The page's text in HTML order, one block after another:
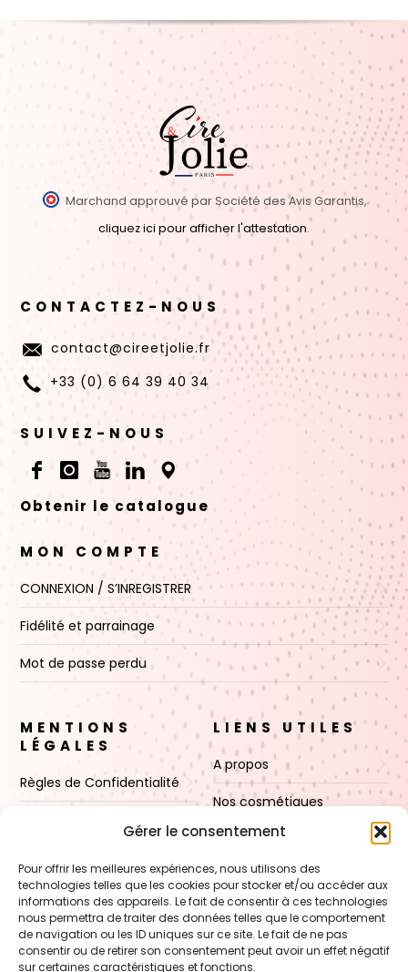
Gérer le consentement
Pour offrir les meilleures expériences, nous utilisons des
technologies telles que les cookies pour stocker et/ou accéder aux
informations des appareils. Le fait de consentir à ces technologies
nous permettra de traiter des données telles que le comportement
de navigation ou les ID uniques sur ce site. Le fait de ne pas
consentir ou de retirer son consentement peut avoir un effet négatif
sur certaines caractéristiques et fonctions.
Marchand approuvé par Société des Avis Garantis,
cliquez ici pour afficher l'attestation.
CONTACTEZ-NOUS
contact@cireetjolie.fr
+33 (0) 6 64 39 40 34
SUIVEZ-NOUS
Obtenir le catalogue
MON COMPTE
CONNEXION / S’INREGISTRER
Fidélité et parrainage
Mot de passe perdu
MENTIONS
LÉGALES
Règles de Confidentialité
Politique de cookies (UE)
LIENS UTILES
A propos
Nos cosmétiques
Nos cires
Boutique
Contact